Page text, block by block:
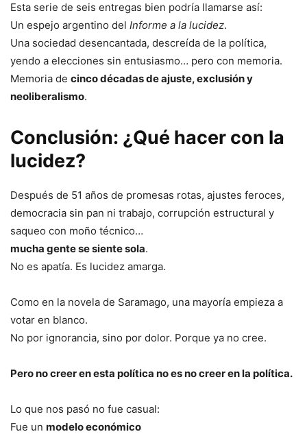
Esta serie de seis entregas bien podría llamarse así:
Un espejo argentino del Informe a la lucidez.
Una sociedad desencantada, descreída de la política,
yendo a elecciones sin entusiasmo… pero con memoria.
Memoria de cinco décadas de ajuste, exclusión y
neoliberalismo.
Conclusión: ¿Qué hacer con la
lucidez?
Después de 51 años de promesas rotas, ajustes feroces,
democracia sin pan ni trabajo, corrupción estructural y
saqueo con moño técnico…
mucha gente se siente sola.
No es apatía. Es lucidez amarga.
Como en la novela de Saramago, una mayoría empieza a
votar en blanco.
No por ignorancia, sino por dolor. Porque ya no cree.
Pero no creer en esta política no es no creer en la política.
Lo que nos pasó no fue casual:
Fue un modelo económico